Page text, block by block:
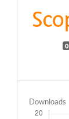
0
Downloads